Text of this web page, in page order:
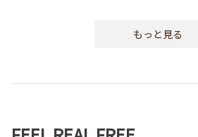
もっと見る